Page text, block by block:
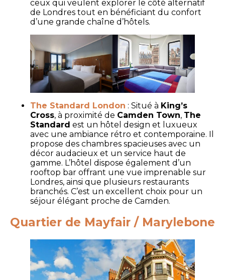
ceux qui veulent explorer le côté alternatif
de Londres tout en bénéficiant du confort
d’une grande chaîne d’hôtels.
The Standard London : Situé à King’s
Cross, à proximité de Camden Town, The
Standard est un hôtel design et luxueux
avec une ambiance rétro et contemporaine. Il
propose des chambres spacieuses avec un
décor audacieux et un service haut de
gamme. L’hôtel dispose également d’un
rooftop bar offrant une vue imprenable sur
Londres, ainsi que plusieurs restaurants
branchés. C’est un excellent choix pour un
séjour élégant proche de Camden.
Quartier de Mayfair / Marylebone